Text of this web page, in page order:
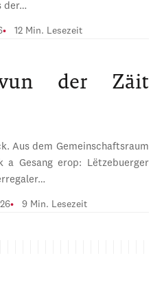
der…
12 Min. Lesezeit
vun der Zäit
Aus dem Gemeinschaftsraum
a Gesang erop: Lëtzebuerger
9 Min. Lesezeit